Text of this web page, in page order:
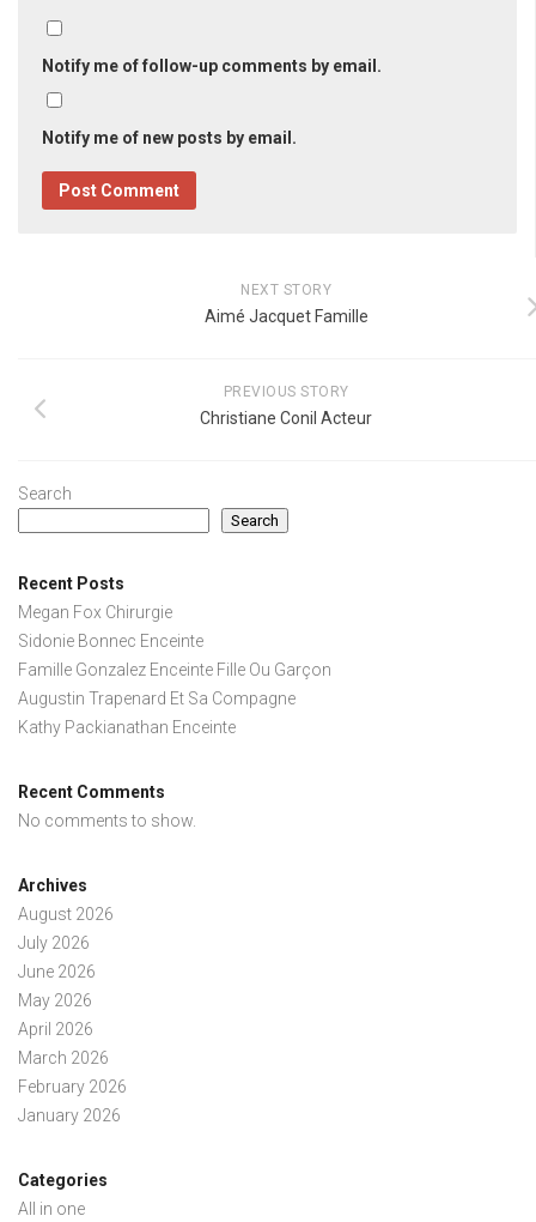
Notify me of follow-up comments by email.
Notify me of new posts by email.
NEXT STORY
Aimé Jacquet Famille
PREVIOUS STORY
Christiane Conil Acteur
Search
Search
Recent Posts
Megan Fox Chirurgie
Sidonie Bonnec Enceinte
Famille Gonzalez Enceinte Fille Ou Garçon
Augustin Trapenard Et Sa Compagne
Kathy Packianathan Enceinte
Recent Comments
No comments to show.
Archives
August 2026
July 2026
June 2026
May 2026
April 2026
March 2026
February 2026
January 2026
Categories
All in one